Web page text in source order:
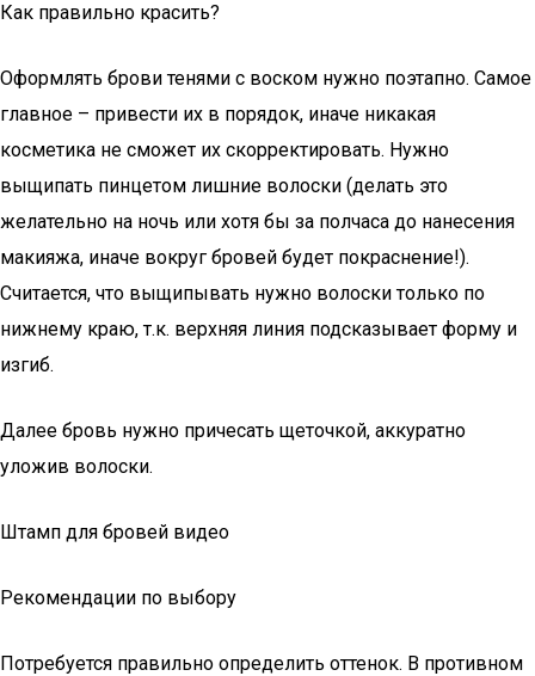
Как правильно красить?
Оформлять брови тенями с воском нужно поэтапно. Самое
главное – привести их в порядок, иначе никакая
косметика не сможет их скорректировать. Нужно
выщипать пинцетом лишние волоски (делать это
желательно на ночь или хотя бы за полчаса до нанесения
макияжа, иначе вокруг бровей будет покраснение!).
Считается, что выщипывать нужно волоски только по
нижнему краю, т.к. верхняя линия подсказывает форму и
изгиб.
Далее бровь нужно причесать щеточкой, аккуратно
уложив волоски.
Штамп для бровей видео
Рекомендации по выбору
Потребуется правильно определить оттенок. В противном